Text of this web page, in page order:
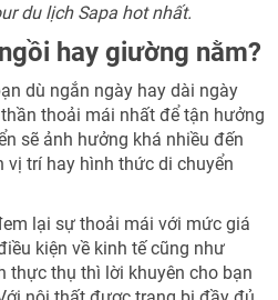
du lịch Sapa hot nhất.
hay giường nằm?
dù ngắn ngày hay dài ngày
thoải mái nhất để tận hưởng
sẽ ảnh hưởng khá nhiều đến
vị trí hay hình thức di chuyển
lại sự thoải mái với mức giá
kiện về kinh tế cũng như
thực thụ thì lời khuyên cho bạn